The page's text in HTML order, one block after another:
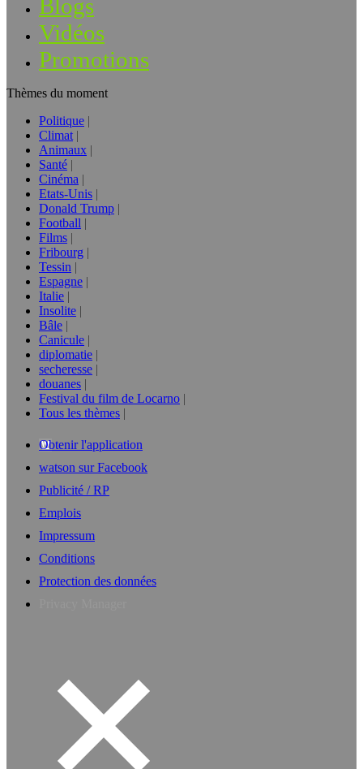
Blogs
Vidéos
Promotions
Thèmes du moment
Politique
Climat
Animaux
Santé
Cinéma
Etats-Unis
Donald Trump
Football
Films
Fribourg
Tessin
Espagne
Italie
Insolite
Bâle
Canicule
diplomatie
secheresse
douanes
Festival du film de Locarno
Tous les thèmes
Obtenir l'application
watson sur Facebook
Publicité / RP
Emplois
Impressum
Conditions
Protection des données